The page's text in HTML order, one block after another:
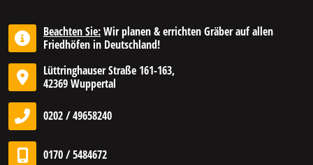
Beachten Sie:Wir planen & errichten Gräber auf allen
Friedhöfen in Deutschland!
Lüttringhauser Straße 161-163,
42369 Wuppertal
0202 / 49658240
0170 / 5484672